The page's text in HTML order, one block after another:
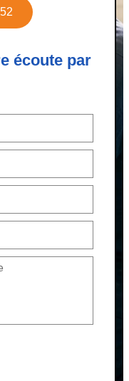
écoute par